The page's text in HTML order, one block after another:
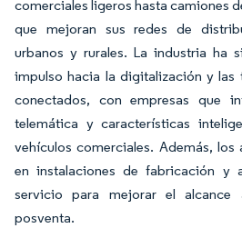
comerciales ligeros hasta camiones
que mejoran sus redes de
urbanos y rurales. La industria ha
impulso hacia la digitalización y las
conectados, con empresas que
telemática y características
vehículos comerciales. Además,
en instalaciones de fabricación y
servicio para mejorar el
posventa.